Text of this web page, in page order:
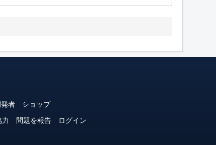
者
ショップ
問題を報告
ログイン